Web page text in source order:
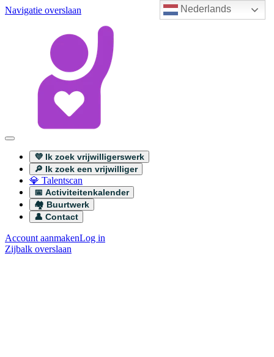
Nederlands
Navigatie overslaan
💜 Ik zoek vrijwilligerswerk
🔎 Ik zoek een vrijwilliger
💎 Talentscan
📅 Activiteitenkalender
🏘️ Buurtwerk
👤 Contact
Account aanmakenLog in
Zijbalk overslaan